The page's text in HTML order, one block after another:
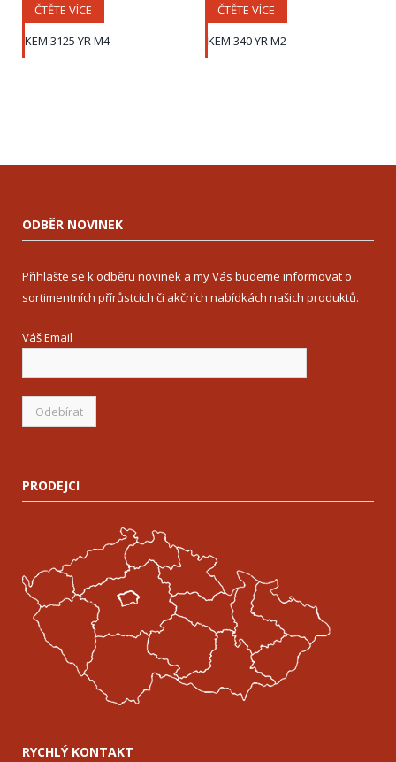
ČTĚTE VÍCE
KEM 3125 YR M4
ČTĚTE VÍCE
KEM 340 YR M2
ODBĚR NOVINEK
Přihlašte se k odběru novinek a my Vás budeme informovat o
sortimentních přírůstcích či akčních nabídkách našich produktů.
Váš Email
PRODEJCI
RYCHLÝ KONTAKT